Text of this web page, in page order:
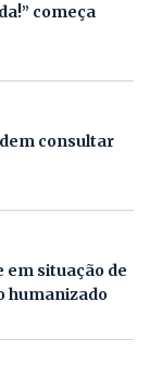
começa
consultar
em situação de
humanizado